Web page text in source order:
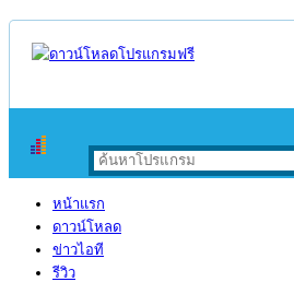
หน้าแรก
ดาวน์โหลด
ข่าวไอที
รีวิว